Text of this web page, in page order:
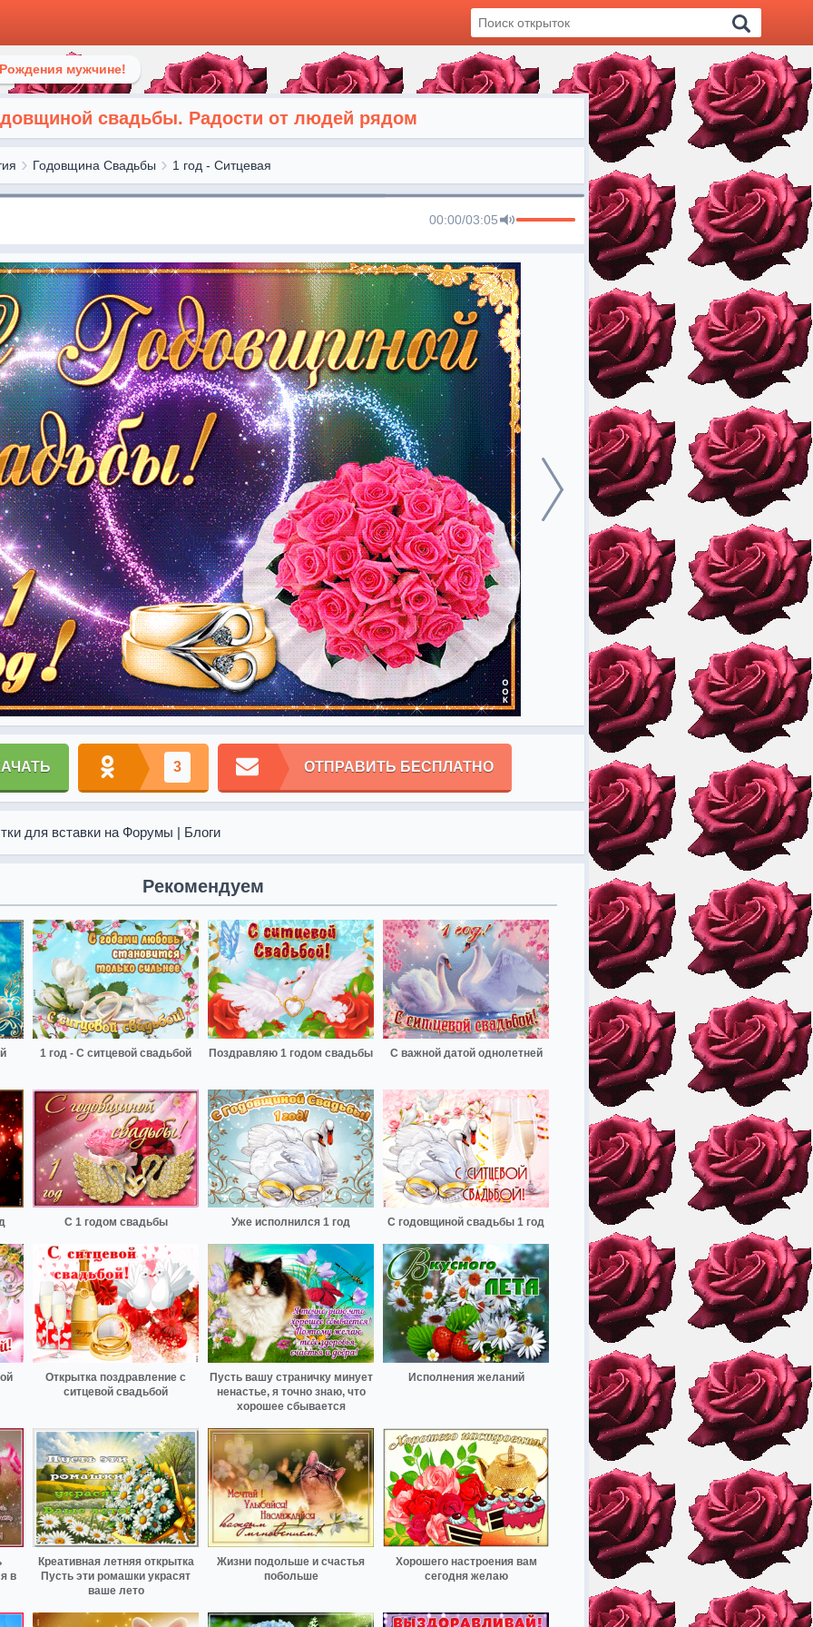
мужчине!
свадьбы. Радости от людей рядом
Годовщина Свадьбы 1 год - Ситцевая
00:00/03:05
3 ОТПРАВИТЬ БЕСПЛАТНО
для вставки на Форумы | Блоги
Рекомендуем
1 год - С ситцевой свадьбой Поздравляю 1 годом свадьбы С важной датой однолетней
С 1 годом свадьбы Уже исполнился 1 год С годовщиной свадьбы 1 год
Открытка поздравление с
ситцевой свадьбой
Пусть вашу страничку минует
ненастье, я точно знаю, что
хорошее сбывается
Исполнения желаний
в
Креативная летняя открытка
Пусть эти ромашки украсят
ваше лето
Жизни подольше и счастья
побольше
Хорошего настроения вам
сегодня желаю